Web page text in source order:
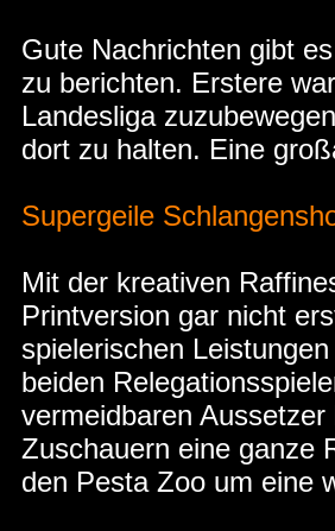
Gute Nachrichten gibt
zu berichten. Erstere
Landesliga
dort zu halten. Eine
Supergeile
Mit der kreativen
Printversion gar nicht
spielerischen
beiden
vermeidbaren
Zuschauern eine ganze
den Pesta Zoo um eine